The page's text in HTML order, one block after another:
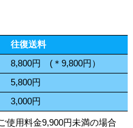
往復送料
8,800円 (＊9,800円）
5,800円
3,000円
使用料金9,900円未満の場合